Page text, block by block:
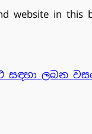
website in
සඳහා ලබන